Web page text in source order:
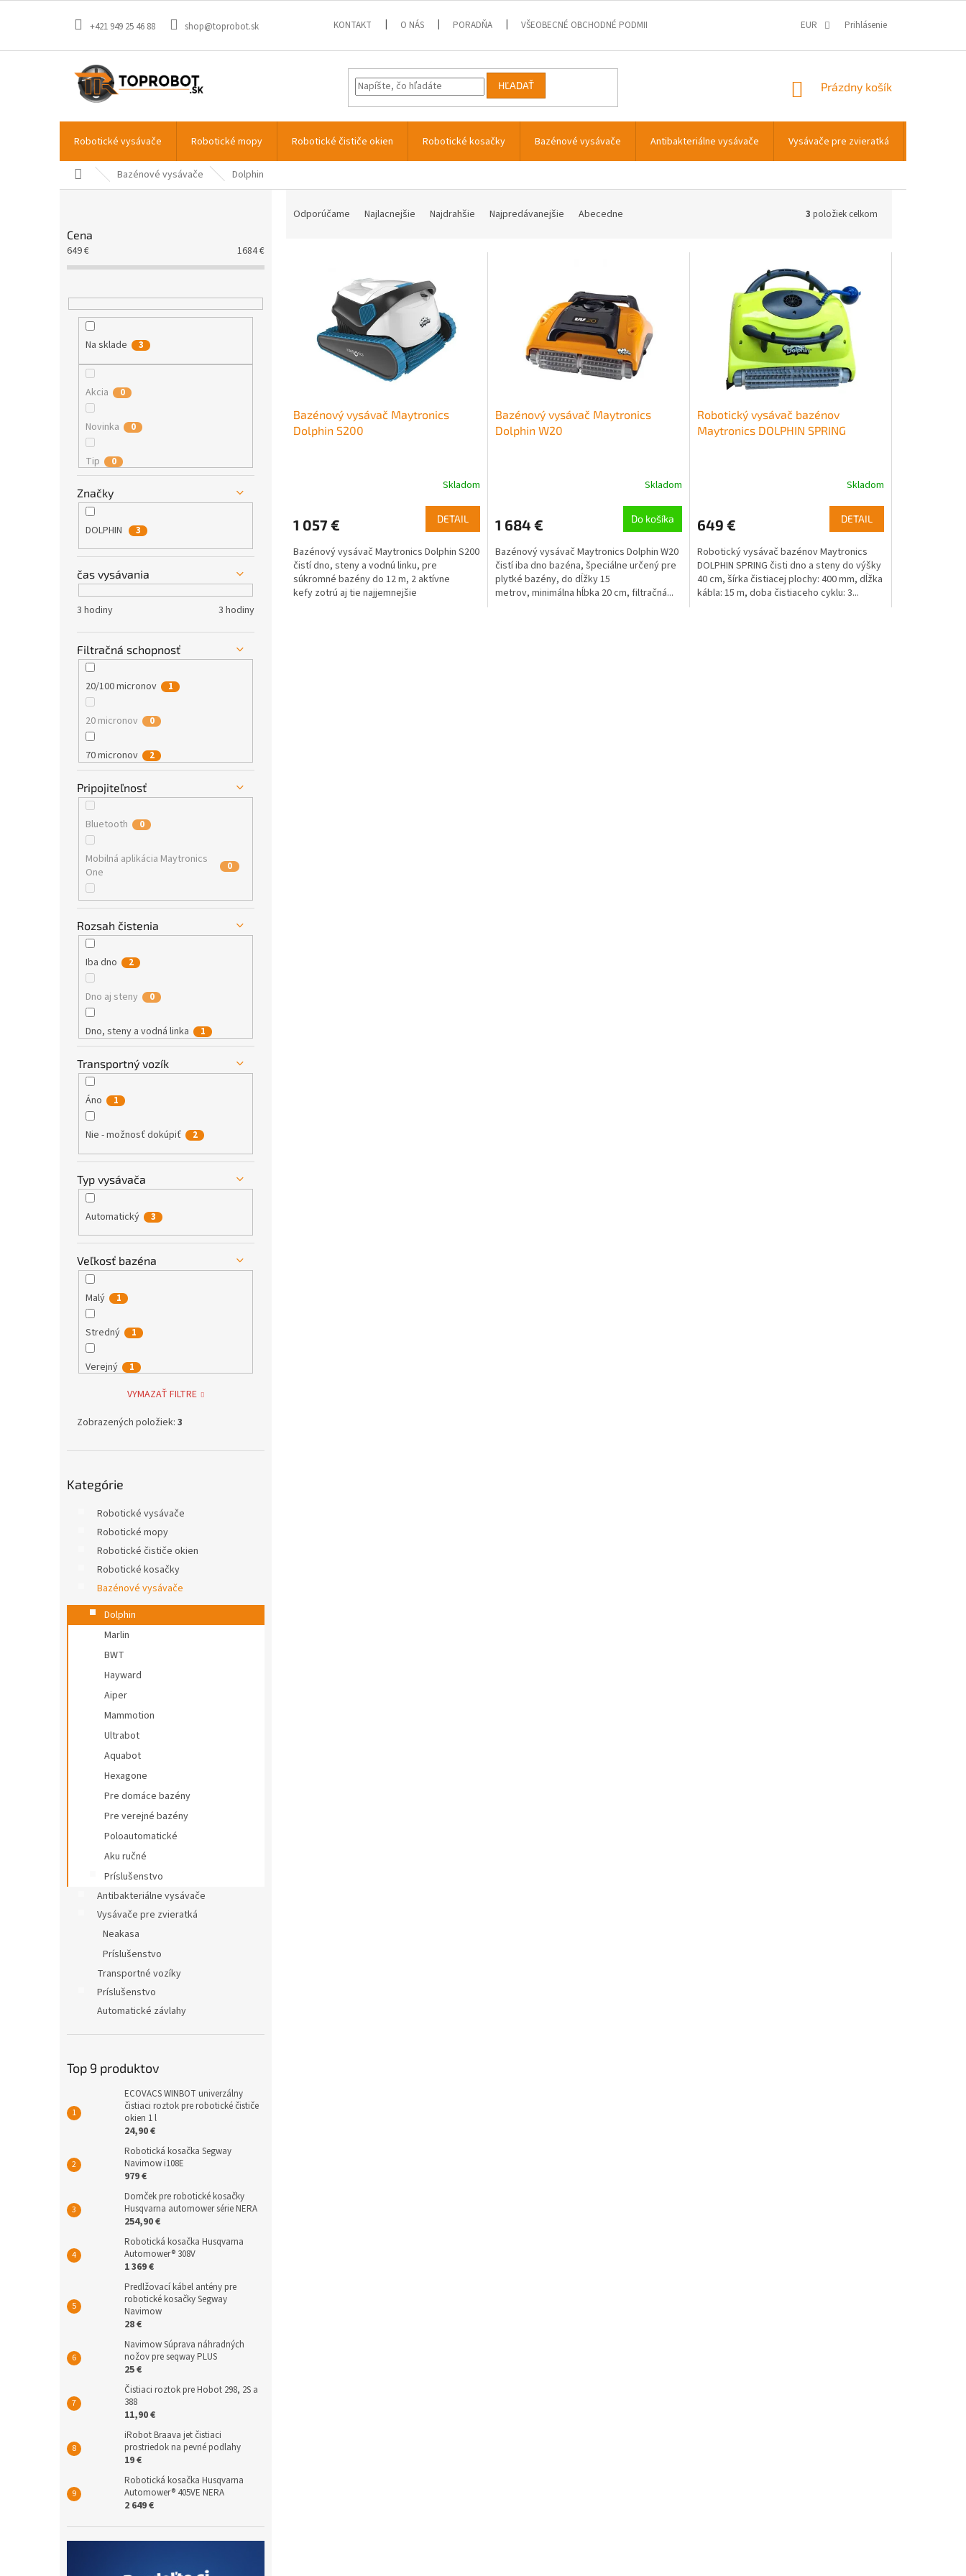
+421 949 25 46 88 shop@toprobot.sk KONTAKT O NÁS PORADŇA VŠEOBECNÉ OBCHODNÉ PODMIENKY OCHRANA OSOBNÝCH ÚDAJOV INFORMÁCIE O COOKIES
EUR Prihlásenie
HĽADAŤ
NÁKUPNÝ
Prázdny košík
Robotické vysávače Robotické mopy Robotické čističe okien Robotické kosačky Bazénové vysávače Antibakteriálne vysávače Vysávače pre zvieratká
DomovBazénové vysávače Dolphin
Cena
649€ 1684€
Na sklade 3
Akcia 0
Novinka 0
Tip 0
Značky
DOLPHIN 3
čas vysávania
3 hodiny 3 hodiny
Filtračná schopnosť
20/100 micronov 1
20 micronov 0
70 micronov 2
50/100/200 micronov
50 micronov 0
20 micronov a 100 micronov
Pripojiteľnosť
Bluetooth 0
Mobilná aplikácia Maytronics
One
0
Mobilná aplikácia MyDolphin™
Plus
Rozsah čistenia
Iba dno 2
Dno aj steny 0
Dno, steny a vodná linka 1
Dno, steny a vodná linka a
schody
0
Transportný vozík
Áno 1
Nie - možnosť dokúpiť 2
Typ vysávača
Automatický 3
Veľkosť bazéna
Malý 1
Stredný 1
Verejný 1
Stredný - BIo jazierka 0
VYMAZAŤ FILTRE
Zobrazených položiek: 3
kategórie
Kategórie
Robotické vysávače
Robotické mopy
Robotické čističe okien
Robotické kosačky
Bazénové vysávače
Dolphin
Marlin
BWT
Hayward
Aiper
Mammotion
Ultrabot
Aquabot
Hexagone
Pre domáce bazény
Pre verejné bazény
Poloautomatické
Aku ručné
Príslušenstvo
Antibakteriálne vysávače
Vysávače pre zvieratká
Neakasa
Príslušenstvo
Transportné vozíky
Príslušenstvo
Automatické závlahy
Top 9 produktov
ECOVACS WINBOT univerzálny
čistiaci roztok pre robotické čističe
okien 1 l
24,90 €
Robotická kosačka Segway
Navimow i108E
979 €
Domček pre robotické kosačky
Husqvarna automower série NERA
254,90 €
Robotická kosačka Husqvarna
Automower® 308V
1 369 €
Predlžovací kábel antény pre
robotické kosačky Segway
Navimow
28 €
Navimow Súprava náhradných
nožov pre seqway PLUS
25 €
Čistiaci roztok pre Hobot 298, 2S a
388
11,90 €
iRobot Braava jet čistiaci
prostriedok na pevné podlahy
19 €
Robotická kosačka Husqvarna
Automower® 405VE NERA
2 649 €
Odporúčame Najlacnejšie Najdrahšie Najpredávanejšie Abecedne 3 položiek celkom
Bazénový vysávač Maytronics
Dolphin S200
Skladom
1 057 € DETAIL
Bazénový vysávač Maytronics Dolphin S200
čistí dno, steny a vodnú linku, pre
súkromné bazény do 12 m, 2 aktívne
kefy zotrú aj tie najjemnejšie
Bazénový vysávač Maytronics
Dolphin W20
Skladom
1 684 € Do košíka
Bazénový vysávač Maytronics Dolphin W20
čistí iba dno bazéna, špeciálne určený pre
plytké bazény, do dĺžky 15
metrov, minimálna hĺbka 20 cm, filtračná...
Robotický vysávač bazénov
Maytronics DOLPHIN SPRING
je
z
5
hviezdičiek.
Skladom
649 € DETAIL
Robotický vysávač bazénov Maytronics
DOLPHIN SPRING čisti dno a steny do výšky
40 cm, šírka čistiacej plochy: 400 mm, dĺžka
kábla: 15 m, doba čistiaceho cyklu: 3...